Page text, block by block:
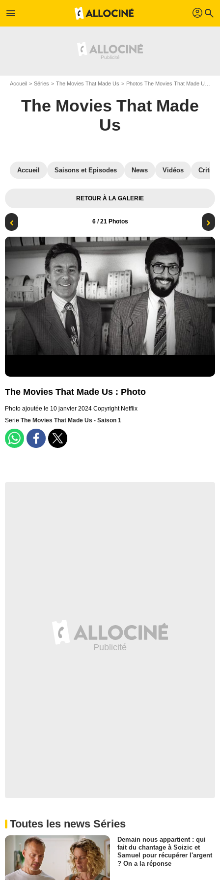
menu profil search
Accueil Séries The Movies That Made Us Photos The Movies That Made Us
The Movies That Made
Us
Accueil Saisons et Episodes News Vidéos
RETOUR À LA GALERIE
6/ 21 Photos
The Movies That Made Us : Photo
Photo ajoutée le 10 janvier 2024 Copyright Netflix
Serie The Movies That Made Us - Saison 1
Toutes les news Séries
Demain nous appartient : qui
fait du chantage à Soizic et
Samuel pour récupérer l'argent
? On a la réponse